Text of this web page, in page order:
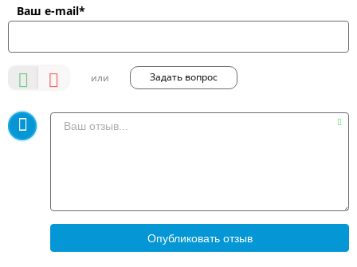
Ваш e-mail*
Задать вопрос